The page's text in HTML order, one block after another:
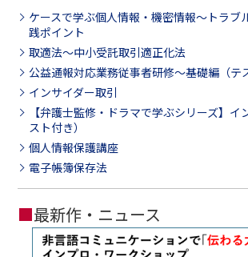
ケースで学ぶ個人情報・機密情報～トラブ
践ポイント
取適法～中小受託取引適正化法
公益通報対応業務従事者研修～基礎編（テ
インサイダー取引
【弁護士監修・ドラマで学ぶシリーズ】イ
スト付き）
個人情報保護講座
電子帳簿保存法
■最新作・ニュース